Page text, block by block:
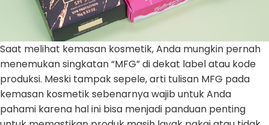
Saat melihat kemasan kosmetik, Anda mungkin pernah
menemukan singkatan “MFG” di dekat label atau kode
produksi. Meski tampak sepele, arti tulisan MFG pada
kemasan kosmetik sebenarnya wajib untuk Anda
pahami karena hal ini bisa menjadi panduan penting